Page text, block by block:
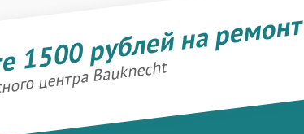
1500 рублей на ремонт
центра Bauknecht